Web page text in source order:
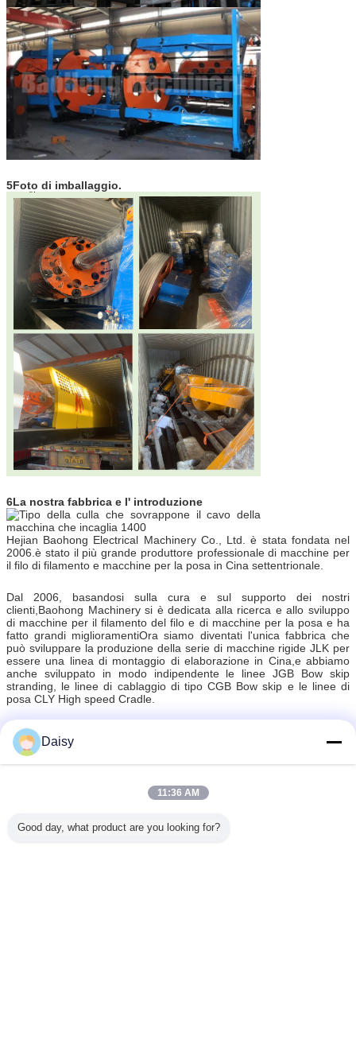
5Foto di imballaggio.
6La nostra fabbrica e l' introduzione
Hejian Baohong Electrical Machinery Co., Ltd. è stata fondata nel
2006.è stato il più grande produttore professionale di macchine per
il filo di filamento e macchine per la posa in Cina settentrionale.
Dal 2006, basandosi sulla cura e sul supporto dei nostri
clienti,Baohong Machinery si è dedicata alla ricerca e allo sviluppo
di macchine per il filamento del filo e di macchine per la posa e ha
fatto grandi miglioramentiOra siamo diventati l'unica fabbrica che
può sviluppare la produzione della serie di macchine rigide JLK per
essere una linea di montaggio di elaborazione in Cina,e abbiamo
anche sviluppato in modo indipendente le linee JGB Bow skip
stranding, le linee di cablaggio di tipo CGB Bow skip e le linee di
posa CLY High speed Cradle.
Ora, Hejian Baohong Electrical Machinery Co., Ltd., copre un'area
di 10000 metri quadrati, laboratorio di produzione 8000 metri
quadrati.Il valore annuale della produzione è attualmente superiore
a 10 milioni di dollari, ed è diventato uno dei più importanti
cavo che pone macchina,
cavo sotterraneo che pone macchina
Culli il tipo macchina automatica del Layup
Daisy
11:36 AM
Good day, what product are you looking for?